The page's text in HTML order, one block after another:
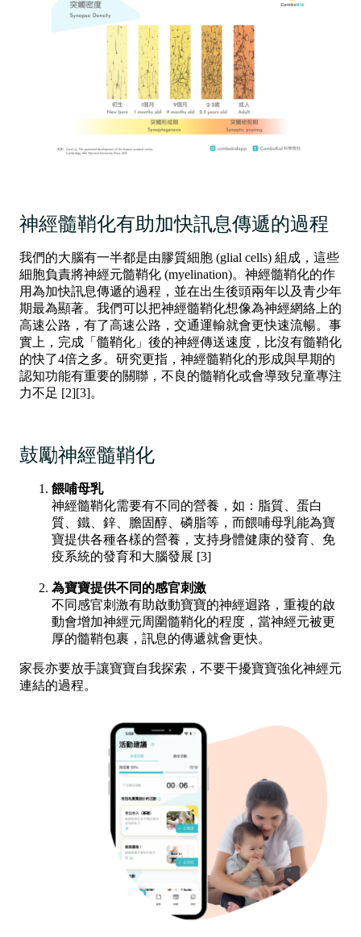
神經髓鞘化有助加快訊息傳遞的過程
我們的大腦有一半都是由膠質細胞 (glial cells) 組成，這些
細胞負責將神經元髓鞘化 (myelination)。神經髓鞘化的作
用為加快訊息傳遞的過程，並在出生後頭兩年以及青少年
期最為顯著。我們可以把神經髓鞘化想像為神經網絡上的
高速公路，有了高速公路，交通運輸就會更快速流暢。事
實上，完成「髓鞘化」後的神經傳送速度，比沒有髓鞘化
的快了4倍之多。研究更指，神經髓鞘化的形成與早期的
認知功能有重要的關聯，不良的髓鞘化或會導致兒童專注
力不足 [2][3]。
鼓勵神經髓鞘化
餵哺母乳
神經髓鞘化需要有不同的營養，如：脂質、蛋白
質、鐵、鋅、膽固醇、磷脂等，而餵哺母乳能為寶
寶提供各種各樣的營養，支持身體健康的發育、免
疫系統的發育和大腦發展 [3]
為寶寶提供不同的感官刺激
不同感官刺激有助啟動寶寶的神經迴路，重複的啟
動會增加神經元周圍髓鞘化的程度，當神經元被更
厚的髓鞘包裹，訊息的傳遞就會更快。
家長亦要放手讓寶寶自我探索，不要干擾寶寶強化神經元
連結的過程。